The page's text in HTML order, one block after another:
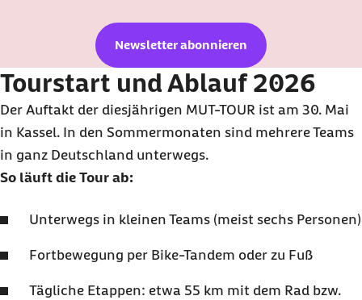
Newsletter abonnieren
Tourstart und Ablauf 2026
Der Auftakt der diesjährigen MUT-TOUR ist am 30. Mai
in Kassel. In den Sommermonaten sind mehrere Teams
in ganz Deutschland unterwegs.
So läuft die Tour ab:
Unterwegs in kleinen Teams (meist sechs Personen)
Fortbewegung per Bike-Tandem oder zu Fuß
Tägliche Etappen: etwa 55 km mit dem Rad bzw.